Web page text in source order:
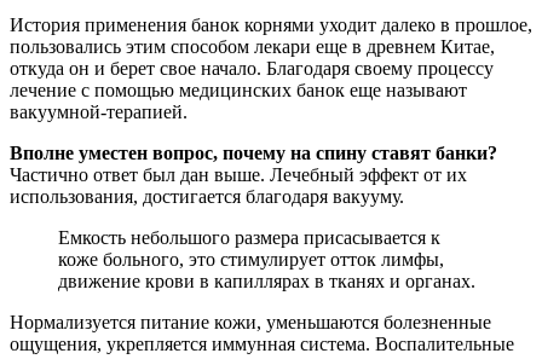
История применения банок корнями уходит далеко в прошлое,
пользовались этим способом лекари еще в древнем Китае,
откуда он и берет свое начало. Благодаря своему процессу
лечение с помощью медицинских банок еще называют
вакуумной-терапией.
Вполне уместен вопрос, почему на спину ставят банки?
Частично ответ был дан выше. Лечебный эффект от их
использования, достигается благодаря вакууму.
Емкость небольшого размера присасывается к
коже больного, это стимулирует отток лимфы,
движение крови в капиллярах в тканях и органах.
Нормализуется питание кожи, уменьшаются болезненные
ощущения, укрепляется иммунная система. Воспалительные